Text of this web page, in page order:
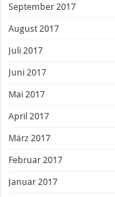
September 2017
August 2017
Juli 2017
Juni 2017
Mai 2017
April 2017
März 2017
Februar 2017
Januar 2017